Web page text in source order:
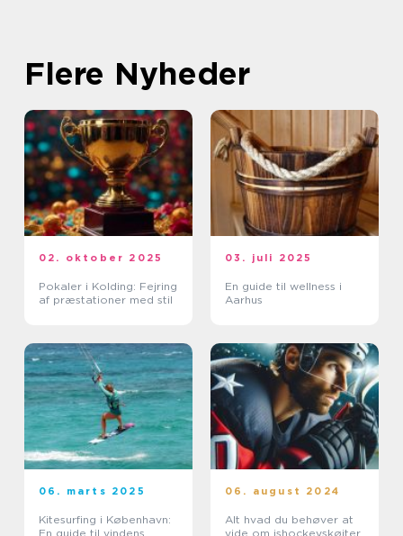
Flere Nyheder
02. oktober 2025
Pokaler i Kolding: Fejring
af præstationer med stil
03. juli 2025
En guide til wellness i
Aarhus
06. marts 2025
Kitesurfing i København:
En guide til vindens
06. august 2024
Alt hvad du behøver at
vide om ishockeyskøjter